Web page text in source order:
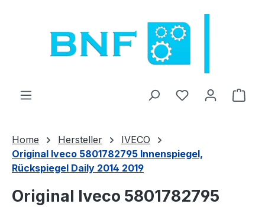
Máte 0 položky
Home Hersteller
IVECO
Original Iveco 5801782795 Innenspiegel,
Rückspiegel Daily 2014 2019
Original Iveco 5801782795